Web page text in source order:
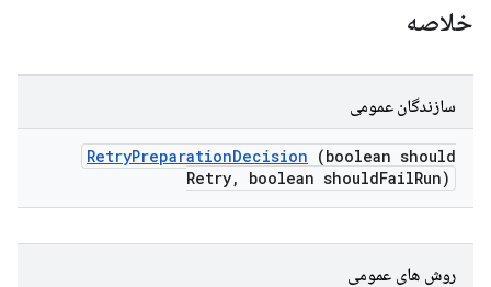
خلاصه
سازندگان عمومی
RetryPreparationDecision (boolean should
Retry, boolean shouldFailRun)
روش های عمومی